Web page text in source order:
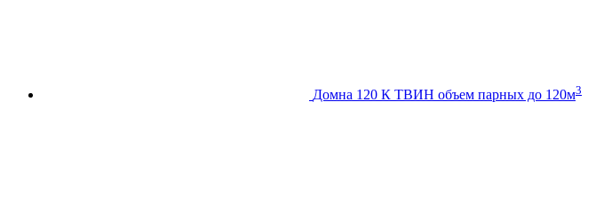
Домна 120 К ТВИН объем парных до 120м3